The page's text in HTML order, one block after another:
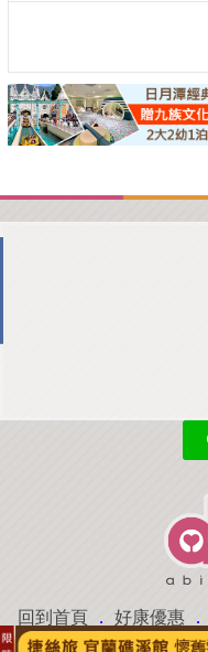
回到首頁 ． 好康優惠 ．
部落格微件．商家合作